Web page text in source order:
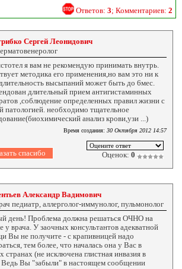
Ответов: 3; Комментариев: 2
Сергей Леонидович
я вам не рекомендую принимать внутрь.
методика его применения,но вам это ни к
высыпаний может быть до 6мес.
длительный прием антигистаминных
,соблюдение определенных правил жизни с
патологией. необходимо тщательное
анализ крови,узи ...)
Время создания: 30 Октября 2012 14:57
Оценок: 0
Александр Вадимович
педиатр, аллерголог-иммунолог, пульмонолог
день! Проблема должна решаться ОЧНО на
у врача. У заочных консультантов адекватной
Вы не получите - с крапивницей надо
тем более, что началась она у Вас в
странах (не исключена глистная инвазия в
Ведь Вы "забыли" в настоящем сообщении